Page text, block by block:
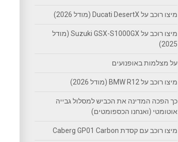
מיצו רוכב על Ducati DesertX (מודל 2026)
מיצו רוכב על Suzuki GSX-S1000GX (מודל
2025)
על מצלמות באופנועים
מיצו רוכב על BMW R12 (מודל 2026)
כך הפכה המדינה את הכביש למסלול גבייה
אוטומטי (ואנחנו הכספומטים)
מיצו רוכב עם קסדת Caberg GP01 Carbon